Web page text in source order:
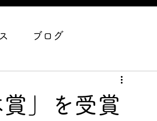
ブログ
メディア掲載
」を受賞